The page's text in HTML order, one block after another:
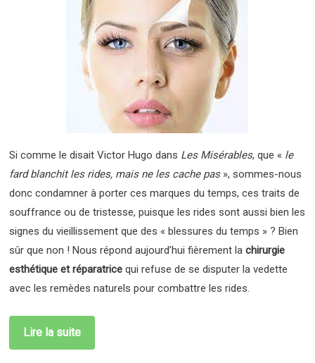
Si comme le disait Victor Hugo dans Les Misérables, que « le
fard blanchit les rides, mais ne les cache pas », sommes-nous
donc condamner à porter ces marques du temps, ces traits de
souffrance ou de tristesse, puisque les rides sont aussi bien les
signes du vieillissement que des « blessures du temps » ? Bien
sûr que non ! Nous répond aujourd’hui fièrement lachirurgie
esthétique et réparatrice qui refuse de se disputer la vedette
avec les remèdes naturels pour combattre les rides.
Lire la suite